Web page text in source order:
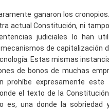
ganaron los
actual Constitución, ni
judiciales lo han
de capitalización
Estas mismas
de bonos de muchas
prohíbe expresamente
el texto de la
es, una donde la